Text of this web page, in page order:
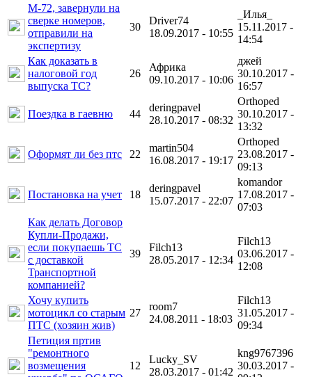
М-72, завернули на
сверке номеров,
отправили на
экспертизу
30
Driver74
18.09.2017 - 10:55
_Илья_
15.11.2017 -
14:54
Как доказать в
налоговой год
выпуска ТС?
26
Африка
09.10.2017 - 10:06
джей
30.10.2017 -
16:57
Поездка в гаевню 44
deringpavel
28.10.2017 - 08:32
Orthoped
30.10.2017 -
13:32
Оформят ли без птс 22
martin504
16.08.2017 - 19:17
Orthoped
23.08.2017 -
09:13
Постановка на учет 18
deringpavel
15.07.2017 - 22:07
komandor
17.08.2017 -
07:03
Как делать Договор
Купли-Продажи,
если покупаешь ТС
с доставкой
Транспортной
компанией?
39
Filch13
28.05.2017 - 12:34
Filch13
03.06.2017 -
12:08
Хочу купить
мотоцикл со старым
ПТС (хозяин жив)
27
room7
24.08.2011 - 18:03
Filch13
31.05.2017 -
09:34
Петиция пртив
"ремонтного
возмещения
12
Lucky_SV
28.03.2017 - 01:42
kng9767396
30.03.2017 -